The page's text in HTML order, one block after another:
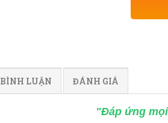
BÌNH LUẬN ĐÁNH GIÁ
"Đáp ứng